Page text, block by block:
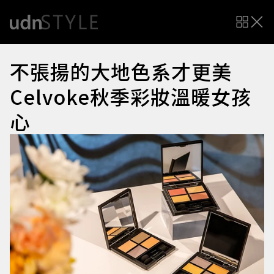
不張揚的大地色系才更美
Celvoke秋季彩妝溫暖女孩
心